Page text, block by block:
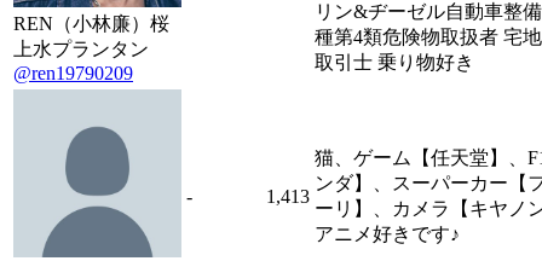
REN（小林廉）桜
上水プランタン
@ren19790209
リン&ヂーゼル自動車整
種第4類危険物取扱者 宅
取引士 乗り物好き
- 1,413
猫、ゲーム【任天堂】、
ンダ】、スーパーカー【
ーリ】、カメラ【キヤノ
アニメ好きです♪